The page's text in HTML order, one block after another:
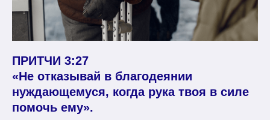
ПРИТЧИ 3:27
«Не отказывай в благодеянии
нуждающемуся, когда рука твоя в силе
помочь ему».